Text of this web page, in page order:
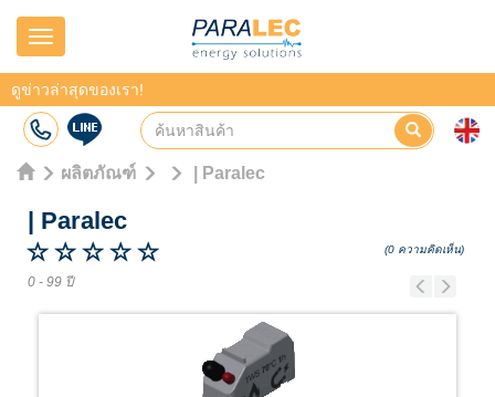
Navigation
ดูข่าวล่าสุดของเรา!
ผลิตภัณฑ์ | Paralec
| Paralec
(0 ความคิดเห็น)
0 - 99 ปี Previous